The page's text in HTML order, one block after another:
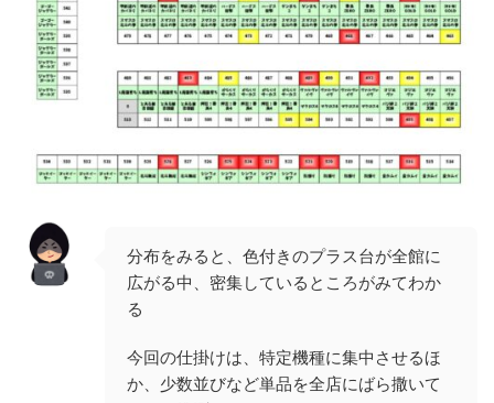
分布をみると、色付きのプラス台が全館に
広がる中、密集しているところがみてわか
る
今回の仕掛けは、特定機種に集中させるほ
か、少数並びなど単品を全店にばら撒いて